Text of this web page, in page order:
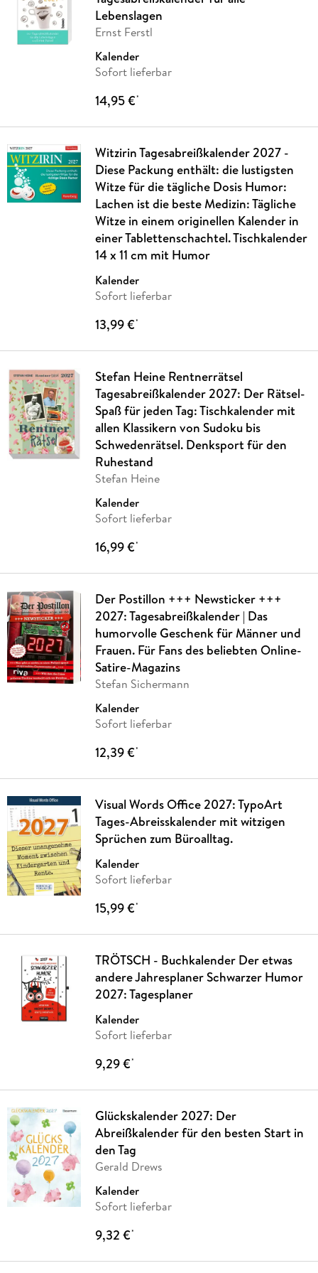
Lebenslagen
Ernst Ferstl
Kalender
Sofort lieferbar
14,95 €*
Witzirin Tagesabreißkalender 2027 -
Diese Packung enthält: die lustigsten
Witze für die tägliche Dosis Humor:
Lachen ist die beste Medizin: Tägliche
Witze in einem originellen Kalender in
einer Tablettenschachtel. Tischkalender
14 x 11 cm mit Humor
Kalender
Sofort lieferbar
13,99 €*
Stefan Heine Rentnerrätsel
Tagesabreißkalender 2027: Der Rätsel-
Spaß für jeden Tag: Tischkalender mit
allen Klassikern von Sudoku bis
Schwedenrätsel. Denksport für den
Ruhestand
Stefan Heine
Kalender
Sofort lieferbar
16,99 €*
Der Postillon +++ Newsticker +++
2027: Tagesabreißkalender | Das
humorvolle Geschenk für Männer und
Frauen. Für Fans des beliebten Online-
Satire-Magazins
Stefan Sichermann
Kalender
Sofort lieferbar
12,39 €*
Visual Words Office 2027: TypoArt
Tages-Abreisskalender mit witzigen
Sprüchen zum Büroalltag.
Kalender
Sofort lieferbar
15,99 €*
TRÖTSCH - Buchkalender Der etwas
andere Jahresplaner Schwarzer Humor
2027: Tagesplaner
Kalender
Sofort lieferbar
9,29 €*
Glückskalender 2027: Der
Abreißkalender für den besten Start in
den Tag
Gerald Drews
Kalender
Sofort lieferbar
9,32 €*